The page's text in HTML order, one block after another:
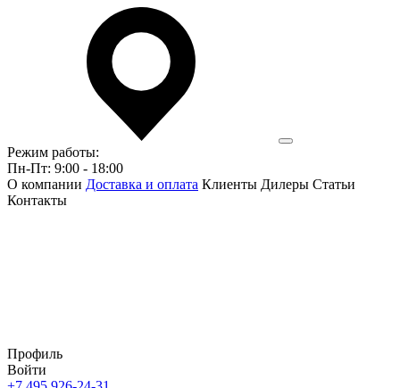
Режим работы:
Пн-Пт: 9:00 - 18:00
О компании Доставка и оплата Клиенты Дилеры Статьи
Контакты
Профиль
Войти